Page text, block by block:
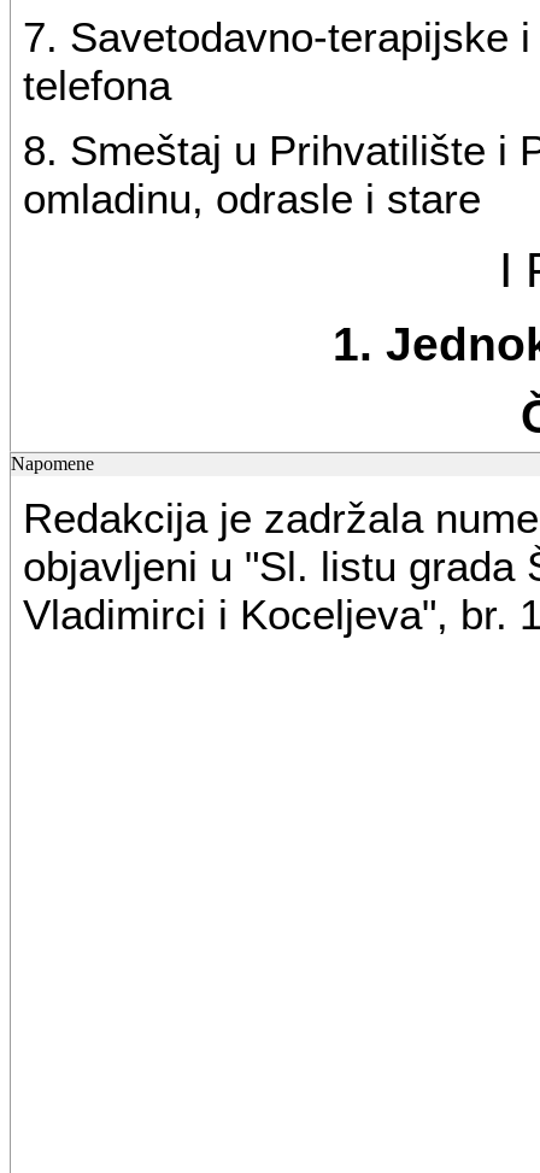
7. Savetodavno-terapijske
telefona
8. Smeštaj u Prihvatilište i
omladinu, odrasle i stare
I
1.
Pravo na jednokratnu
se iznenada ili trenutno
ne mogu samostalno
zadovoljavanja osnovnih
Napomene
Redakcija je zadržala
objavljeni u "Sl. listu grada
Vladimirci i Koceljeva", br.